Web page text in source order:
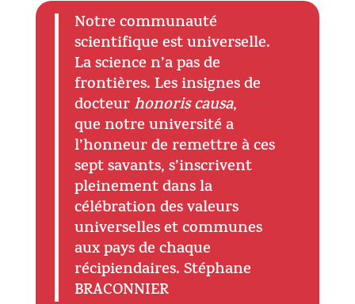
Texte
Notre communauté
scientifique est universelle.
La science n’a pas de
frontières. Les insignes de
docteurhonoris causa,
que notre université a
l’honneur de remettre à ces
sept savants, s’inscrivent
pleinement dans la
célébration des valeurs
universelles et communes
aux pays de chaque
récipiendaires. Stéphane
BRACONNIER